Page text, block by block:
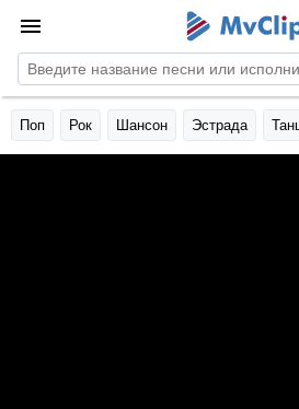
Поп Рок Шансон Эстрада